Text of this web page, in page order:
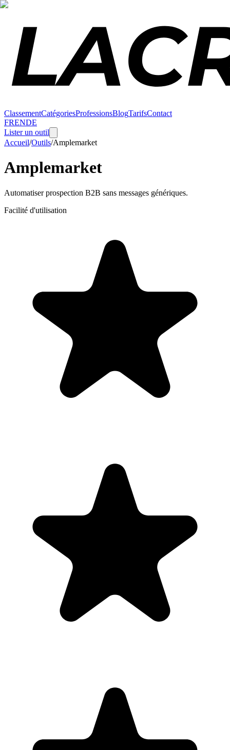
ClassementCatégoriesProfessionsBlogTarifsContact
FRENDE
Lister un outil
Accueil/Outils/Amplemarket
Amplemarket
Automatiser prospection B2B sans messages génériques.
Facilité d'utilisation